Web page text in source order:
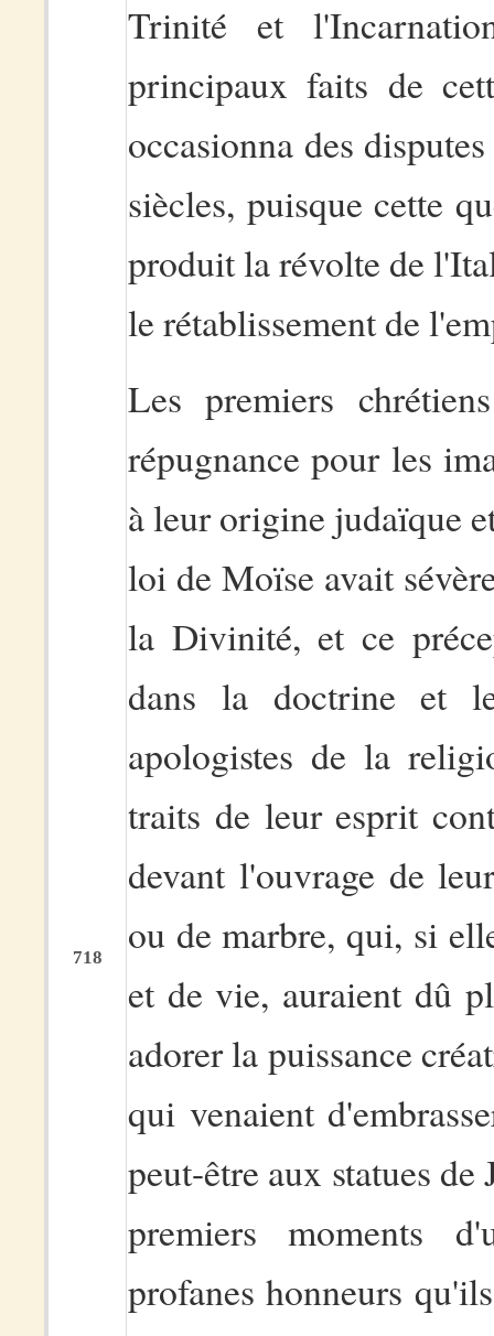
718
Trinité et
principaux faits de
occasionna des
siècles, puisque cette
produit la révolte de
le rétablissement de
Les premiers
répugnance pour les
à leur origine judaïque
loi de Moïse avait
la Divinité, et ce
dans la doctrine et
apologistes de la
traits de leur esprit
devant l'ouvrage de
ou de marbre, qui, si
et de vie, auraient dû
adorer la puissance
qui venaient
peut-être aux statues de
premiers moments
profanes honneurs